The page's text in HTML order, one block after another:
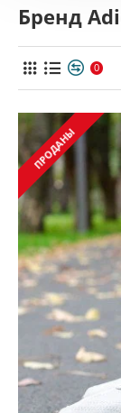
Бренд
0
ПРОДАНЫ